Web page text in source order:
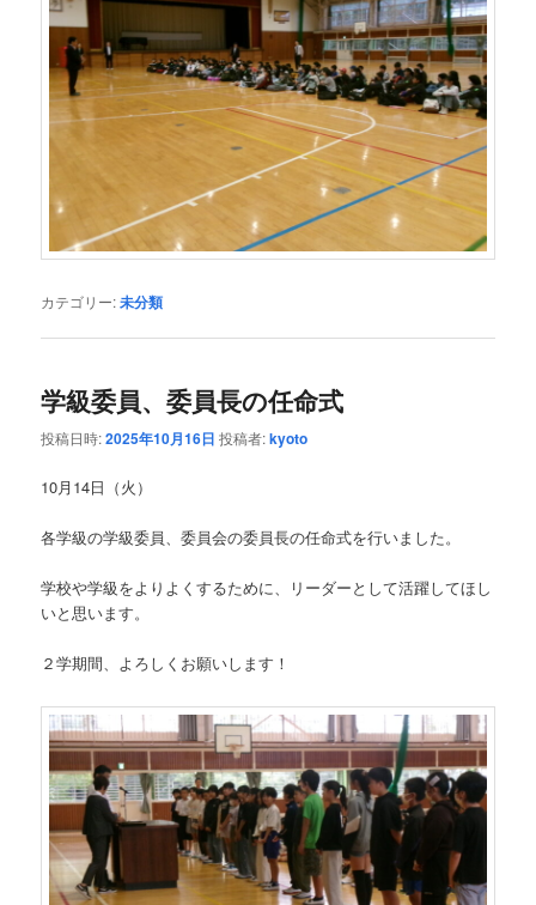
カテゴリー:未分類
学級委員、委員長の任命式
投稿日時:2025年10月16日 投稿者:kyoto
10月14日（火）
各学級の学級委員、委員会の委員長の任命式を行いました。
学校や学級をよりよくするために、リーダーとして活躍してほし
いと思います。
２学期間、よろしくお願いします！